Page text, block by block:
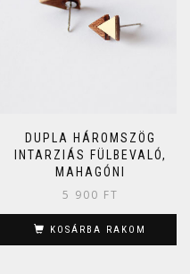
DUPLA HÁROMSZÖG
INTARZIÁS FÜLBEVALÓ,
MAHAGÓNI
5 900 FT
KOSÁRBA RAKOM